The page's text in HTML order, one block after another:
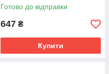
Готово до відправки
647 ₴
Купити